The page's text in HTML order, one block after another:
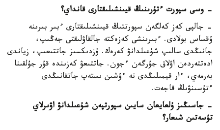
- وسى سپورت ءتۇرىنىڭ قيىنشىلىقتارى قانداي؟
- جالپى كەز كەلگەن سپورتتىڭ قيىنشىلىقتارى ءبىر بىرىنە
ۇقساس بولادى. ءبىرىنشى كەزەكتە جالقاۋلىقتى جەڭىپ،
جانىڭدى سالىپ شۇعىلدانۋ كەرەك. ۇزدىكسىز جاتتىعىپ، زياندى
ادەتتەردەن اۋلاق جۇرگەن ءجون. جاتتىعۋ كەزىندە قۇر جۇلقىنا
بەرمەي، ءار قيمىلىڭدى نە ءۇشىن ىستەپ جاتقانىڭدى
ءتۇسىنۋىڭ قاجەت.
- جاسىڭىز ۇلعايعان سايىن سپورتپەن شۇعىلدانۋ اۋىرلاي
تۇسەتىن شىعار؟